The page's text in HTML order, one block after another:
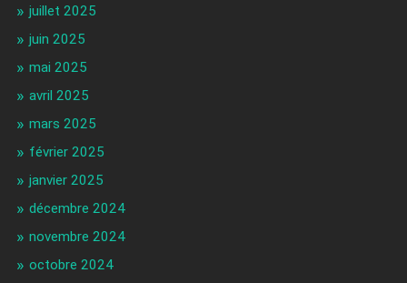
juillet 2025
juin 2025
mai 2025
avril 2025
mars 2025
février 2025
janvier 2025
décembre 2024
novembre 2024
octobre 2024